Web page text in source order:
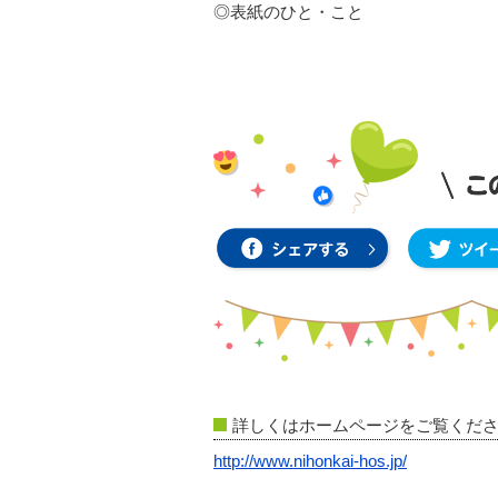
◎表紙のひと・こと
詳しくはホームページをご覧くだ
http://www.nihonkai-hos.jp/